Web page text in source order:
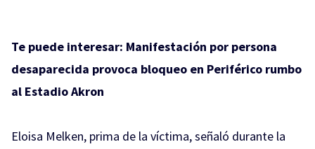
Te puede interesar: Manifestación por persona
desaparecida provoca bloqueo en Periférico rumbo
al Estadio Akron
Eloisa Melken, prima de la víctima, señaló durante la